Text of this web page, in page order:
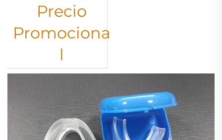
Precio
Promociona
l